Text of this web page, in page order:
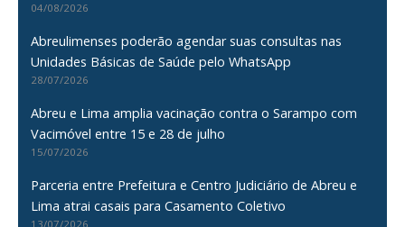
04/08/2026
Abreulimenses poderão agendar suas consultas nas
Unidades Básicas de Saúde pelo WhatsApp
28/07/2026
Abreu e Lima amplia vacinação contra o Sarampo com
Vacimóvel entre 15 e 28 de julho
15/07/2026
Parceria entre Prefeitura e Centro Judiciário de Abreu e
Lima atrai casais para Casamento Coletivo
13/07/2026